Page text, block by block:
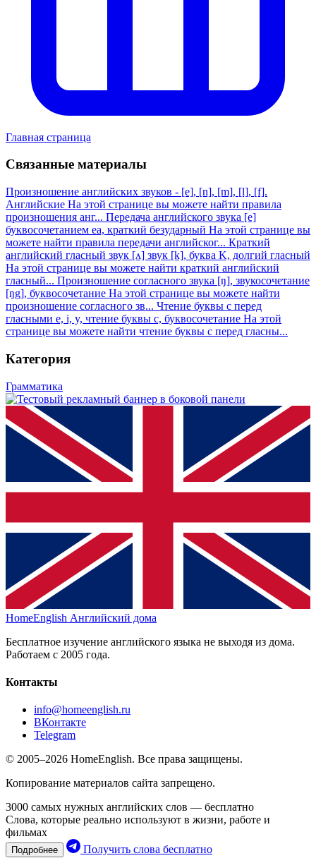
Главная страница
Связанные материалы
Произношение английских звуков - [e], [n], [m], [l], [f].
Английские На этой странице вы можете найти правила
произношения анг... Передача английского звука [e]
буквосочетанием еа, краткий безударный На этой странице вы
можете найти правила передачи английског... Краткий
английский гласный звук [ʌ] звук [k], буква K, долгий гласный
На этой странице вы можете найти краткий английский
гласный... Произношение согласного звука [ŋ], звукосочетание
[ŋg], буквосочетание На этой странице вы можете найти
произношение согласного зв... Чтение буквы с перед
гласными e, i, y, чтение буквы с, буквосочетание На этой
странице вы можете найти чтение буквы с перед гласны...
Категория
Грамматика
HomeEnglish Английский дома
Бесплатное изучение английского языка не выходя из дома.
Работаем с 2005 года.
Контакты
info@homeenglish.ru
ВКонтакте
Telegram
© 2005–2026 HomeEnglish. Все права защищены.
Копирование материалов сайта запрещено.
3000 самых нужных английских слов — бесплатно
Слова, которые реально используют в жизни, работе и
фильмах
Подробнее Получить слова бесплатно